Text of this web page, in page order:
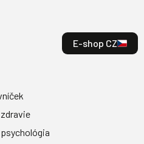
E-shop CZ